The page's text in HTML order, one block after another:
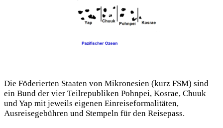
Die Föderierten Staaten von Mikronesien (kurz FSM) sind
ein Bund der vier Teilrepubliken Pohnpei, Kosrae, Chuuk
und Yap mit jeweils eigenen Einreiseformalitäten,
Ausreisegebühren und Stempeln für den Reisepass.